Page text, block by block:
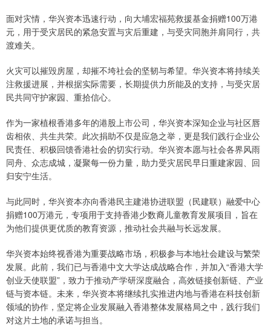
面对灾情，华兴资本迅速行动，向大埔宏福苑救援基金捐赠100万港
元，用于受灾居民的紧急安置与灾后重建，与受灾同胞并肩同行，共
渡难关。
火灾可以摧毁房屋，却摧不垮社会的坚韧与希望。华兴资本将持续关
注救援进展，并根据实际需要，长期提供力所能及的支持，与受灾居
民共同守护家园、重拾信心。
作为一家植根香港多年的港股上市公司，华兴资本深知企业与社区唇
齿相依、共生共荣。此次捐助不仅是应急之举，更是我们践行企业公
民责任、积极回馈香港社会的切实行动。华兴资本愿与社会各界风雨
同舟、众志成城，凝聚每一份力量，助力受灾居民早日重建家园、回
归安宁生活。
与此同时，华兴资本亦向香港民主建港协进联盟（民建联）融爱中心
捐赠100万港元，专项用于支持香港少数裔儿童教育发展项目，旨在
为他们提供更优质的教育资源，推动社会共融与长远发展。
华兴资本始终视香港为重要战略市场，积极参与本地社会建设与繁荣
发展。此前，我们已与香港中文大学达成战略合作，并加入“香港大学
创业天使联盟”，致力于推动产学研深度融合，高效链接创新链、产业
链与资本链。未来，华兴资本将继续扎实推进内地与香港在科技创新
领域的协作，坚定将企业发展融入香港整体发展格局之中，践行我们
对这片土地的承诺与担当。